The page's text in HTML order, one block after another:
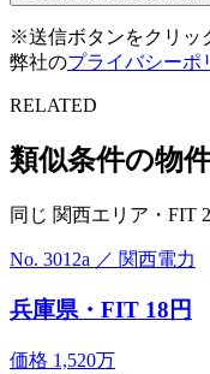
※送信ボタンをクリッ
弊社のプライバシーポ
RELATED
類似条件の物
同じ 関西エリア・FIT
No. 3012a ／ 関西電力
兵庫県・FIT 18円
価格 1,520万